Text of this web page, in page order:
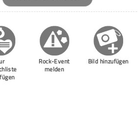
Rock-Event
melden
Bild hinzufügen